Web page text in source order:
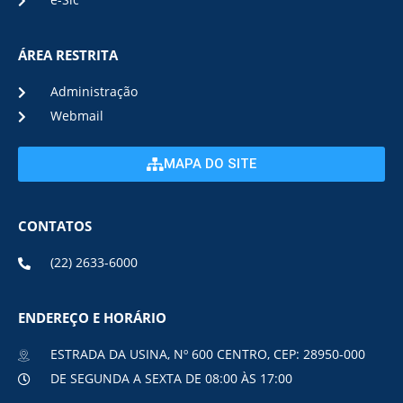
ÁREA RESTRITA
Administração
Webmail
MAPA DO SITE
CONTATOS
(22) 2633-6000
ENDEREÇO E HORÁRIO
ESTRADA DA USINA, Nº 600 CENTRO, CEP: 28950-000
DE SEGUNDA A SEXTA DE 08:00 ÀS 17:00